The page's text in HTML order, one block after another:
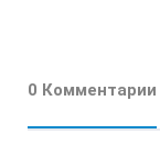
0 Комментарии